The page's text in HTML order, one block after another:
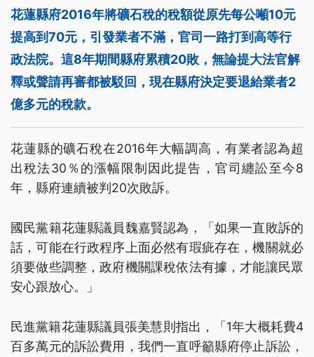
花蓮縣府2016年將礦石稅的稅額從原先每公噸10元
提高到70元，引發業者不滿，官司一路打到高等行
政法院。這8年期間縣府累積20敗，無論提大法官解
釋或聲請再審都被駁回，現在縣府決定要退給業者2
億多元的稅款。
花蓮縣的礦石稅在2016年大幅調高，有業者認為超
出稅法30％的漲幅限制因此提告，官司纏訟至今8
年，縣府連續被判20次敗訴。
國民黨籍花蓮縣議員魏嘉賢認為，「如果一直敗訴的
話，可能在行政程序上面必然有瑕疵存在，機關就必
須要做些調整，政府機關課稅依法有據，才能讓民眾
安心跟放心。」
民進黨籍花蓮縣議員張美慧則指出，「1年大概耗費4
百多萬元的訴訟費用，我們一直呼籲縣府停止訴訟，